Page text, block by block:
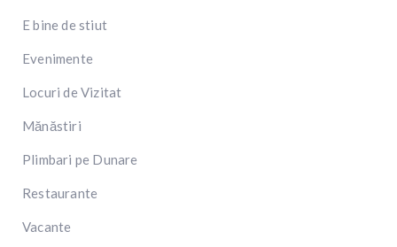
E bine de stiut
Evenimente
Locuri de Vizitat
Mănăstiri
Plimbari pe Dunare
Restaurante
Vacante